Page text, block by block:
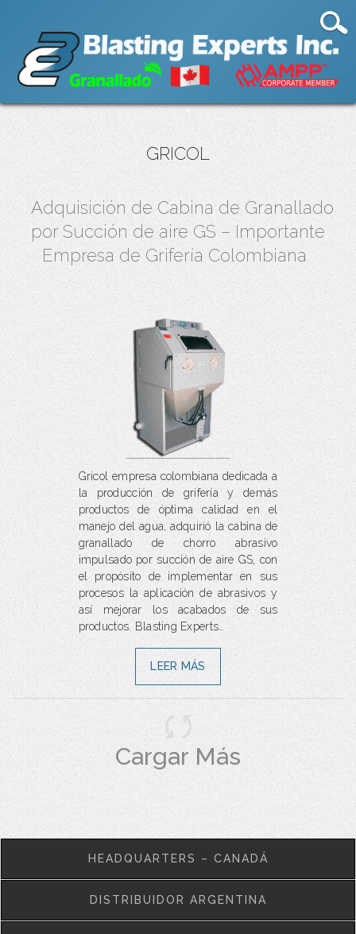
GRICOL
Adquisición de Cabina de Granallado
por Succión de aire GS – Importante
Empresa de Grifería Colombiana
Gricol empresa colombiana dedicada a
la producción de grifería y demás
productos de óptima calidad en el
manejo del agua, adquirió la cabina de
granallado de chorro abrasivo
impulsado por succión de aire GS, con
el propósito de implementar en sus
procesos la aplicación de abrasivos y
así mejorar los acabados de sus
productos. Blasting Experts…
LEER MÁS
Cargar Más
HEADQUARTERS – CANADÁ
DISTRIBUIDOR ARGENTINA